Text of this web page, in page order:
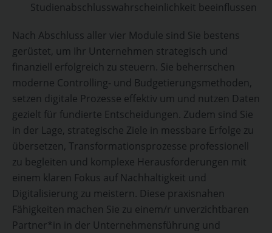
Studienabschlusswahrscheinlichkeit beeinflussen
Nach Abschluss aller vier Module sind Sie bestens
gerüstet, um Ihr Unternehmen strategisch und
finanziell erfolgreich zu steuern. Sie beherrschen
moderne Controlling- und Budgetierungsmethoden,
setzen digitale Prozesse effektiv um und nutzen Daten
gezielt für fundierte Entscheidungen. Zudem sind Sie
in der Lage, strategische Ziele in messbare Erfolge zu
übersetzen, Transformationsprozesse professionell
zu begleiten und komplexe Herausforderungen mit
einem klaren Fokus auf Nachhaltigkeit und
Digitalisierung zu meistern. Diese praxisnahen
Fähigkeiten machen Sie zu einem/r unverzichtbaren
Partner*in in der Unternehmensführung und